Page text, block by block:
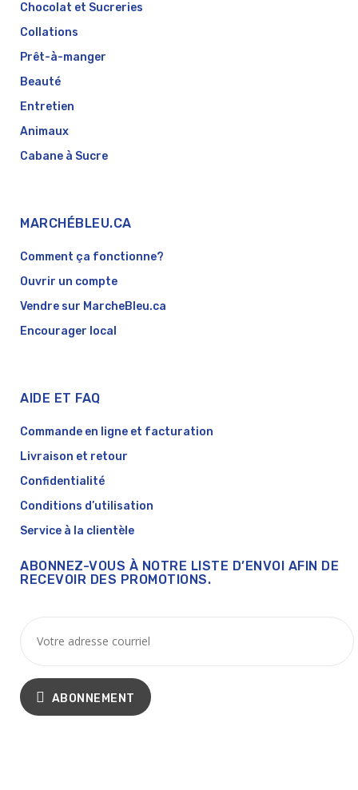
Chocolat et Sucreries
Collations
Prêt-à-manger
Beauté
Entretien
Animaux
Cabane à Sucre
MARCHÉBLEU.CA
Comment ça fonctionne?
Ouvrir un compte
Vendre sur MarcheBleu.ca
Encourager local
AIDE ET FAQ
Commande en ligne et facturation
Livraison et retour
Confidentialité
Conditions d’utilisation
Service à la clientèle
ABONNEZ-VOUS À NOTRE LISTE D’ENVOI AFIN DE
RECEVOIR DES PROMOTIONS.
ABONNEMENT